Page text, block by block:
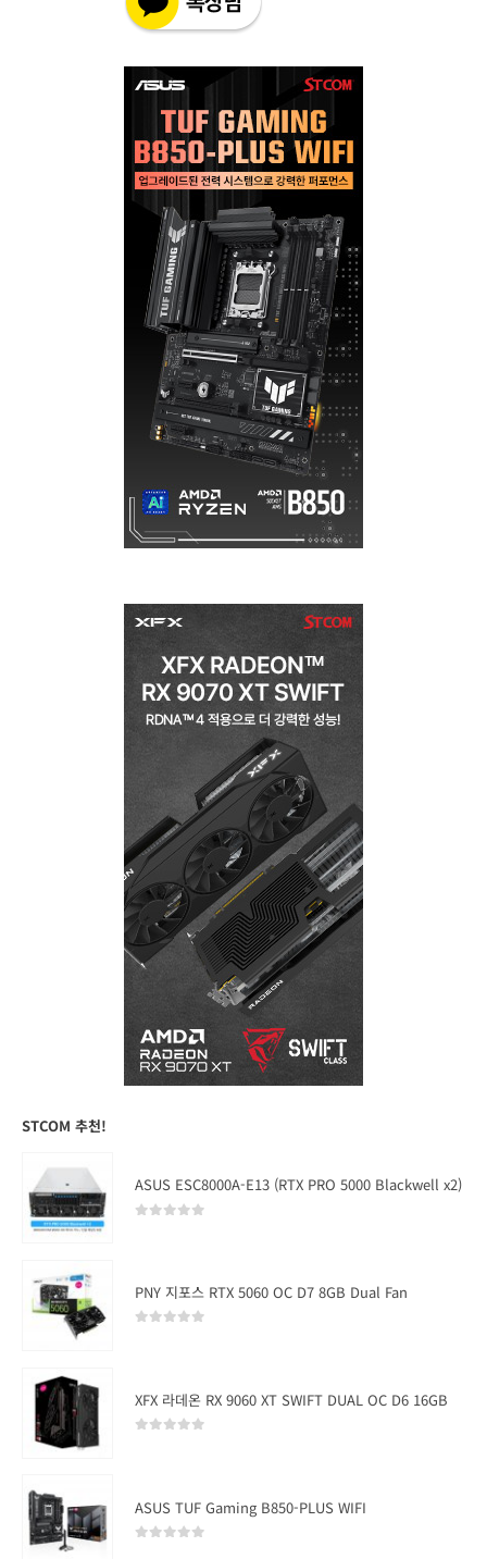
STCOM 추천!
ASUS ESC8000A-E13 (RTX PRO 5000 Blackwell x2)
PNY 지포스 RTX 5060 OC D7 8GB Dual Fan
XFX 라데온 RX 9060 XT SWIFT DUAL OC D6 16GB
ASUS TUF Gaming B850-PLUS WIFI